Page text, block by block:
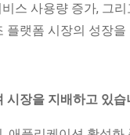
스 사용량 증가, 그
랫폼 시장의 성장
시장을 지배하고 있습